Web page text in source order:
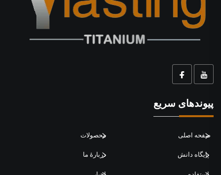
پیوندهای سریع
صفحه اصلی محصولات
پایگاه دانش دربارهٔ ما